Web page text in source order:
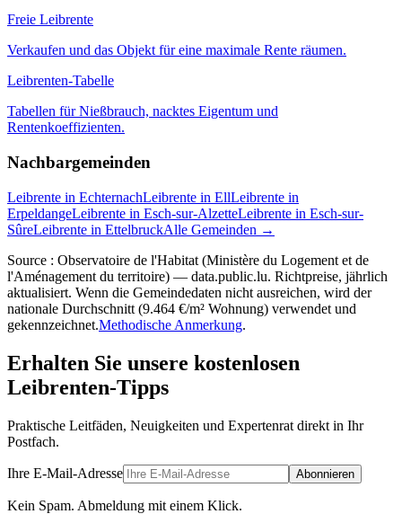
Freie Leibrente
Verkaufen und das Objekt für eine maximale Rente räumen.
Leibrenten-Tabelle
Tabellen für Nießbrauch, nacktes Eigentum und
Rentenkoeffizienten.
Nachbargemeinden
Leibrente in EchternachLeibrente in EllLeibrente in
ErpeldangeLeibrente in Esch-sur-AlzetteLeibrente in Esch-sur-
SûreLeibrente in EttelbruckAlle Gemeinden →
Source : Observatoire de l'Habitat (Ministère du Logement et de
l'Aménagement du territoire) — data.public.lu. Richtpreise, jährlich
aktualisiert. Wenn die Gemeindedaten nicht ausreichen, wird der
nationale Durchschnitt (9.464 €/m² Wohnung) verwendet und
gekennzeichnet.Methodische Anmerkung.
Erhalten Sie unsere kostenlosen
Leibrenten-Tipps
Praktische Leitfäden, Neuigkeiten und Expertenrat direkt in Ihr
Postfach.
Ihre E-Mail-Adresse Abonnieren
Kein Spam. Abmeldung mit einem Klick.